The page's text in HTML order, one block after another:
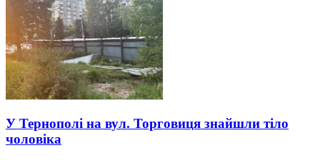
У Тернополі на вул. Торговиця знайшли тіло
чоловіка